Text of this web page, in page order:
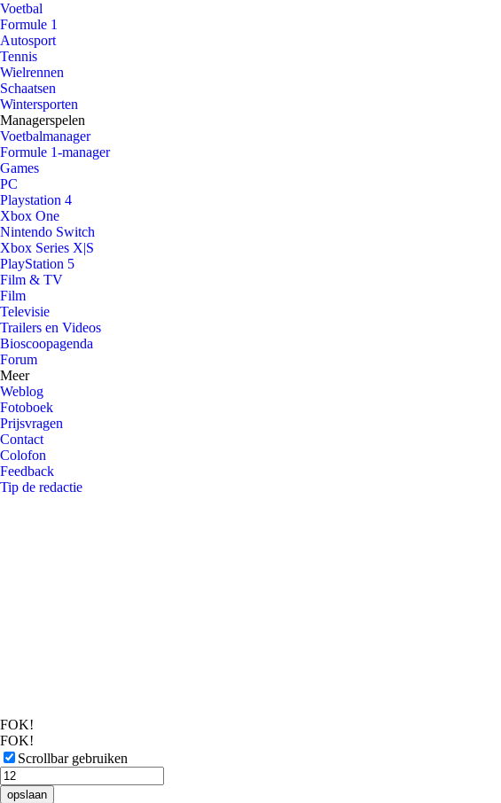
Voetbal
Formule 1
Autosport
Tennis
Wielrennen
Schaatsen
Wintersporten
Managerspelen
Voetbalmanager
Formule 1-manager
Games
PC
Playstation 4
Xbox One
Nintendo Switch
Xbox Series X|S
PlayStation 5
Film & TV
Film
Televisie
Trailers en Videos
Bioscoopagenda
Forum
Meer
Weblog
Fotoboek
Prijsvragen
Contact
Colofon
Feedback
Tip de redactie
FOK!
FOK!
Scrollbar gebruiken
opslaan